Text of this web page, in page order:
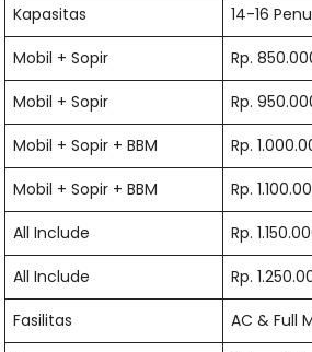
Kapasitas
14-16
Mobil + Sopir
Rp.
Mobil + Sopir
Rp.
Mobil + Sopir + BBM
Rp.
Mobil + Sopir + BBM
Rp.
All Include
Rp.
All Include
Rp.
Fasilitas
AC & Full